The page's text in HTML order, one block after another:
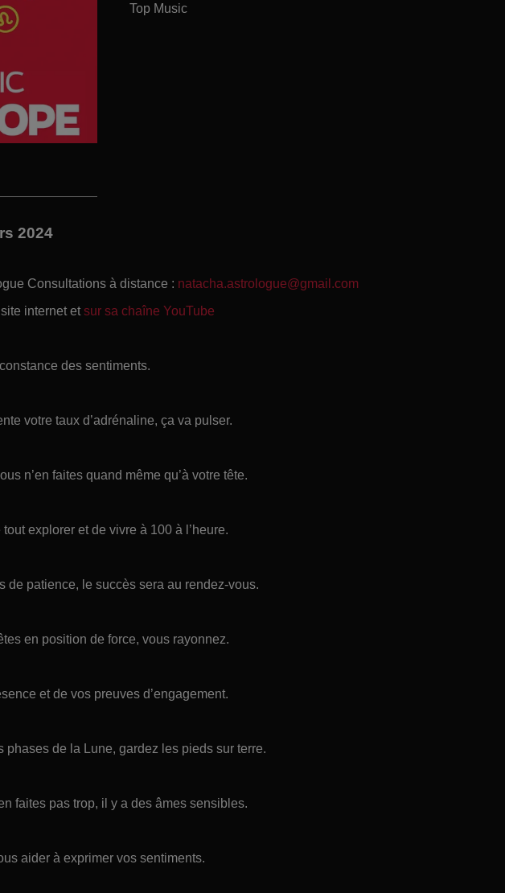
Top Music
2024
Consultations à distance : natacha.astrologue@gmail.com
internet et sur sa chaîne YouTube
des sentiments.
votre taux d’adrénaline, ça va pulser.
n’en faites quand même qu’à votre tête.
explorer et de vivre à 100 à l’heure.
de patience, le succès sera au rendez-vous.
en position de force, vous rayonnez.
et de vos preuves d’engagement.
phases de la Lune, gardez les pieds sur terre.
faites pas trop, il y a des âmes sensibles.
aider à exprimer vos sentiments.